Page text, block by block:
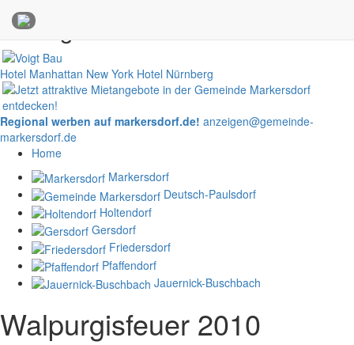
Anzeigen
Hotel Manhattan New York Hotel Nürnberg
Regional werben auf markersdorf.de! anzeigen@gemeinde-
markersdorf.de
Home
Markersdorf
Deutsch-Paulsdorf
Holtendorf
Gersdorf
Friedersdorf
Pfaffendorf
Jauernick-Buschbach
Walpurgisfeuer 2010